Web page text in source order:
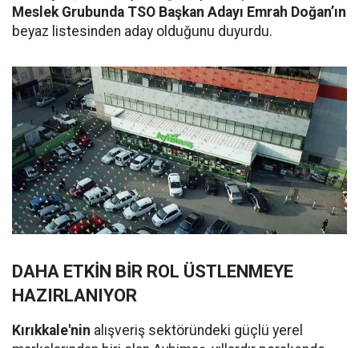
Meslek Grubunda TSO Başkan Adayı Emrah Doğan’ın
beyaz listesinden aday olduğunu duyurdu.
DAHA ETKİN BİR ROL ÜSTLENMEYE
HAZIRLANIYOR
Kırıkkale'nin alışveriş sektöründeki güçlü yerel